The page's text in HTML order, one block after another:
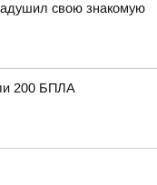
свою знакомую
200 БПЛА